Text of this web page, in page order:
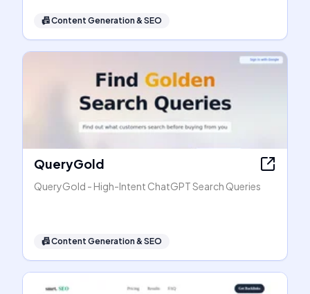
📠Content Generation & SEO
QueryGold
QueryGold - High-Intent ChatGPT Search Queries
📠Content Generation & SEO